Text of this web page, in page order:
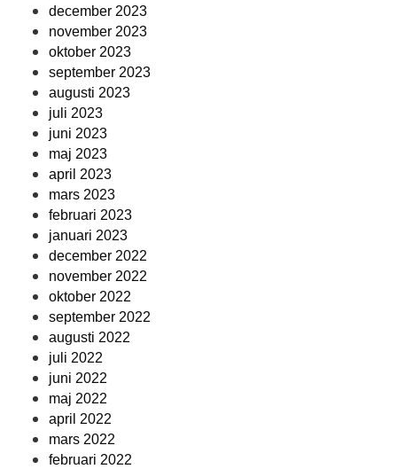
december 2023
november 2023
oktober 2023
september 2023
augusti 2023
juli 2023
juni 2023
maj 2023
april 2023
mars 2023
februari 2023
januari 2023
december 2022
november 2022
oktober 2022
september 2022
augusti 2022
juli 2022
juni 2022
maj 2022
april 2022
mars 2022
februari 2022